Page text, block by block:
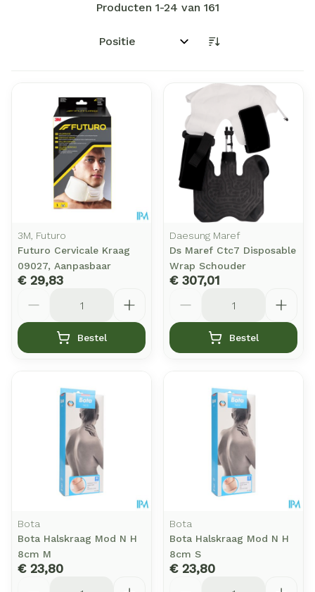
Producten 1-24 van 161
Sorteer op:
3M, Futuro
Futuro Cervicale Kraag
09027, Aanpasbaar
€ 29,83
Bestel
Daesung Maref
Ds Maref Ctc7 Disposable
Wrap Schouder
€ 307,01
Bestel
Bota
Bota Halskraag Mod N H
8cm M
€ 23,80
Bota
Bota Halskraag Mod N H
8cm S
€ 23,80